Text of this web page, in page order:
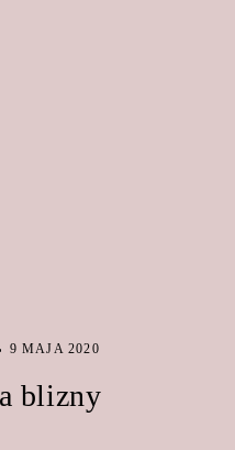
9 MAJA 2020
blizny